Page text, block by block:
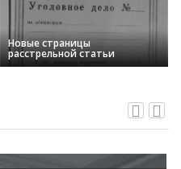
Новые страницы
расстрельной статьи